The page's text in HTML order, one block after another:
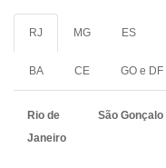
RJ MG ES
BA CE GO e DF
Rio de
Janeiro
São Gonçalo